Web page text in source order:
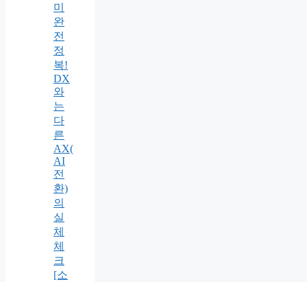
미
완
전
정
복!
DX
와
는
다
른
AX(
AI
전
환)
의
실
체
체
크
[소